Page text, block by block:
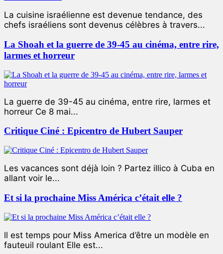
La cuisine israélienne est devenue tendance, des
chefs israéliens sont devenus célèbres à travers...
La Shoah et la guerre de 39-45 au cinéma, entre rire,
larmes et horreur
La guerre de 39-45 au cinéma, entre rire, larmes et
horreur Ce 8 mai...
Critique Ciné : Epicentro de Hubert Sauper
Les vacances sont déjà loin ? Partez illico à Cuba en
allant voir le...
Et si la prochaine Miss América c’était elle ?
ll est temps pour Miss America d’être un modèle en
fauteuil roulant Elle est...